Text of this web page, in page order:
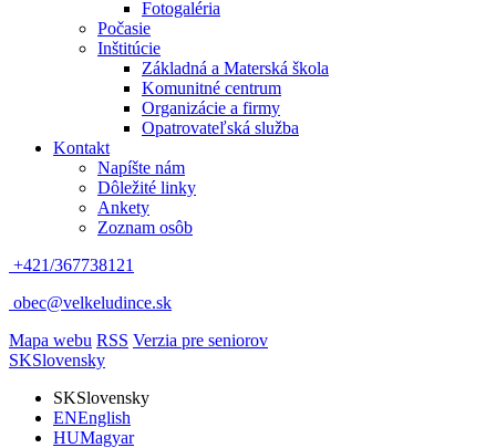
Fotogaléria
Počasie
Inštitúcie
Základná a Materská škola
Komunitné centrum
Organizácie a firmy
Opatrovateľská služba
Kontakt
Napíšte nám
Dôležité linky
Ankety
Zoznam osôb
+421/367738121
obec@velkeludince.sk
Mapa webu RSS Verzia pre seniorov
SKSlovensky
SKSlovensky
ENEnglish
HUMagyar